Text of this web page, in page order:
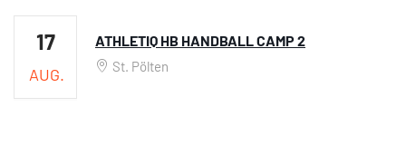
17
AUG.
ATHLETIQ HB HANDBALL CAMP 2
St. Pölten